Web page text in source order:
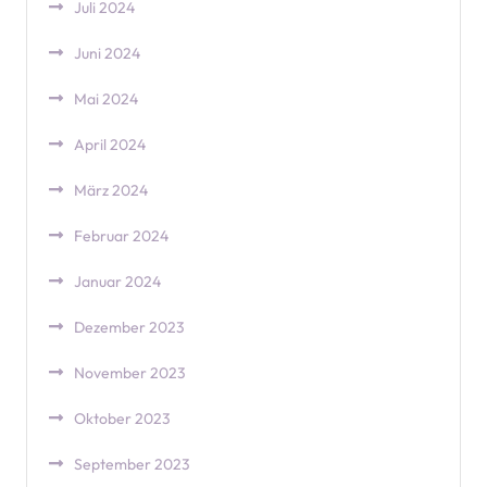
Juli 2024
Juni 2024
Mai 2024
April 2024
März 2024
Februar 2024
Januar 2024
Dezember 2023
November 2023
Oktober 2023
September 2023